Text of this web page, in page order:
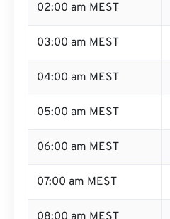
02:00 am MEST
03:00 am MEST
04:00 am MEST
05:00 am MEST
06:00 am MEST
07:00 am MEST